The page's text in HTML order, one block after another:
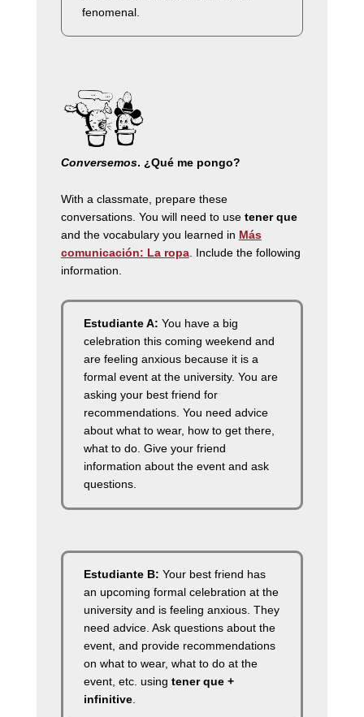
fenomenal.
Conversemos. ¿Qué me pongo?
With a classmate, prepare these
conversations. You will need to use tener que
and the vocabulary you learned in Más
comunicación: La ropa. Include the following
information.
Estudiante A: You have a big
celebration this coming weekend and
are feeling anxious because it is a
formal event at the university. You are
asking your best friend for
recommendations. You need advice
about what to wear, how to get there,
what to do. Give your friend
information about the event and ask
questions.
Estudiante B: Your best friend has
an upcoming formal celebration at the
university and is feeling anxious. They
need advice. Ask questions about the
event, and provide recommendations
on what to wear, what to do at the
event, etc. using tener que +
infinitive.